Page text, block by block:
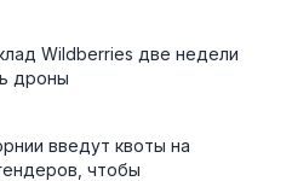
Wildberries две недели
дроны
введут квоты на
чтобы